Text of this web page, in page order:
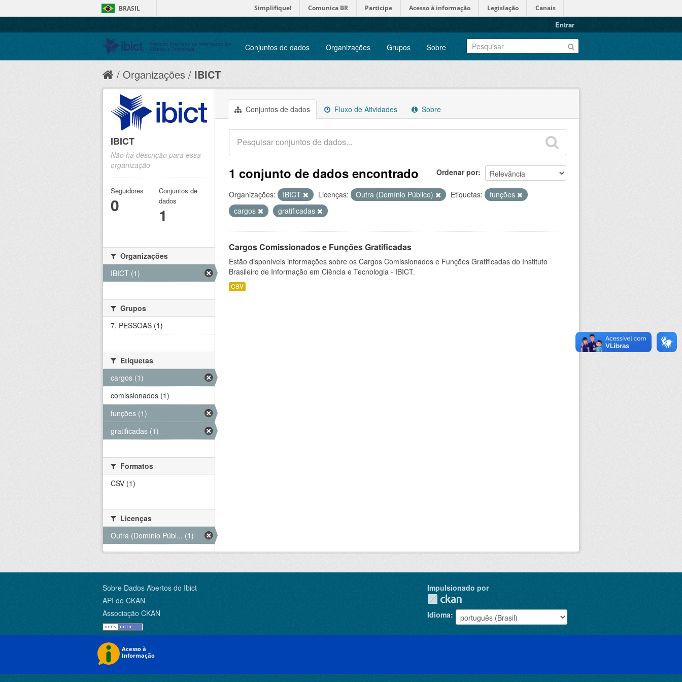
BRASIL Simplifique! Comunica BR Participe Acesso à informação Legislação Canais
Entrar
Conjuntos de dados Organizações Grupos Sobre
Organizações IBICT
Conjuntos de dados Fluxo de Atividades Sobre
Ordenar por
1 conjunto de dados encontrado
Organizações: IBICT Licenças: Outra (Domínio Público) Etiquetas:
funções
cargos
gratificadas
Cargos Comissionados e Funções Gratificadas
Estão disponíveis informações sobre os Cargos Comissionados e Funções Gratificadas do Instituto
Brasileiro de Informação em Ciência e Tecnologia - IBICT.
CSV
IBICT
Não há descrição para essa
organização
Seguidores
0
Conjuntos de
dados
1
Organizações
IBICT (1)
Grupos
7. PESSOAS (1)
Etiquetas
cargos (1)
comissionados (1)
funções (1)
gratificadas (1)
Formatos
CSV (1)
Licenças
Outra (Domínio Públ... (1)
Sobre Dados Abertos do Ibict
API do CKAN
Associação CKAN
Impulsionado por
Idioma